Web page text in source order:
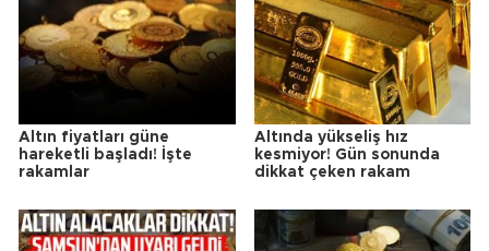
Altın fiyatları güne
hareketli başladı! İşte
rakamlar
Altında yükseliş hız
kesmiyor! Gün sonunda
dikkat çeken rakam